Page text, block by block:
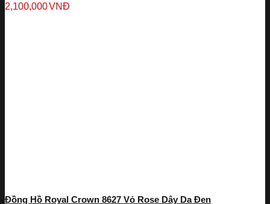
2,100,000VNĐ
Đồng Hồ Royal Crown 8627 Vỏ Rose Dây Da Đen